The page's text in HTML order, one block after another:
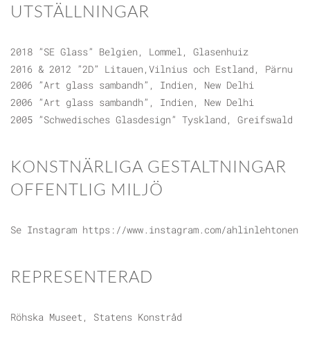
UTSTÄLLNINGAR
2018 ”SE Glass” Belgien, Lommel, Glasenhuiz
2016 & 2012 ”2D” Litauen,Vilnius och Estland, Pärnu
2006 ”Art glass sambandh”, Indien, New Delhi
2006 ”Art glass sambandh”, Indien, New Delhi
2005 ”Schwedisches Glasdesign” Tyskland, Greifswald
KONSTNÄRLIGA GESTALTNINGAR
OFFENTLIG MILJÖ
Se Instagram https://www.instagram.com/ahlinlehtonen
REPRESENTERAD
Röhska Museet, Statens Konstråd